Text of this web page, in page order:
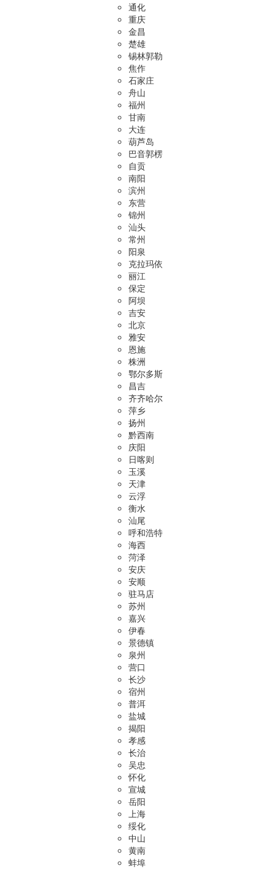
通化
重庆
金昌
楚雄
锡林郭勒
焦作
石家庄
舟山
福州
甘南
大连
葫芦岛
巴音郭楞
自贡
南阳
滨州
东营
锦州
汕头
常州
阳泉
克拉玛依
丽江
保定
阿坝
吉安
北京
雅安
恩施
株洲
鄂尔多斯
昌吉
齐齐哈尔
萍乡
扬州
黔西南
庆阳
日喀则
玉溪
天津
云浮
衡水
汕尾
呼和浩特
海西
菏泽
安庆
安顺
驻马店
苏州
嘉兴
伊春
景德镇
泉州
营口
长沙
宿州
普洱
盐城
揭阳
孝感
长治
吴忠
怀化
宣城
岳阳
上海
绥化
中山
黄南
蚌埠